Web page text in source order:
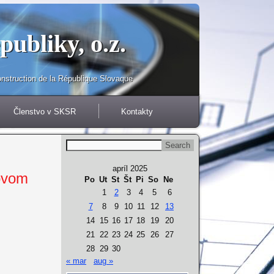
o.z.
de la République Slovaque
Členstvo v SKSR Kontakty
apríl 2025
Po Ut St Št Pi So
Ne
1
2 3 4 5
6
7
8 9 10 11 12
13
14 15 16 17 18 19
20
21 22 23 24 25 26
27
28 29 30
« mar
aug »